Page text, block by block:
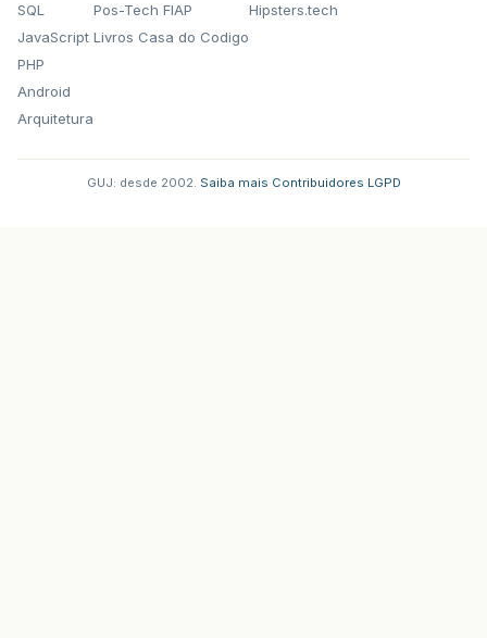
SQL
JavaScript
PHP
Android
Arquitetura
Pos-Tech FIAP
Livros Casa do Codigo
Hipsters.tech
GUJ: desde 2002. Saiba mais Contribuidores LGPD